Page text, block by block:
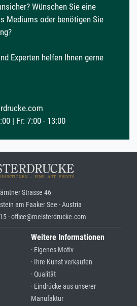
Wünschen Sie eine
Mediums oder benötigen Sie
Experten helfen Ihnen gerne
| Fr: 7:00 - 13:00
Strasse 46
am Faaker See · Austria
· office@meisterdrucke.com
Weitere Informationen
· Eigenes Motiv
· Ihre Kunst verkaufen
· Qualität
· Eindrücke aus unserer
Manufaktur